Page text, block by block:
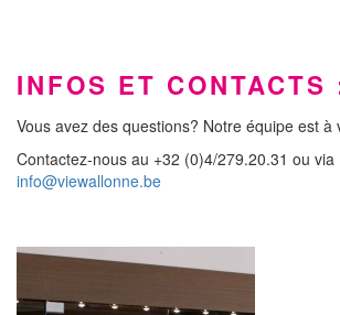
INFOS ET CONTACTS
Vous avez des questions? Notre équipe est à
Contactez-nous au +32 (0)4/279.20.31 ou via
info@viewallonne.be